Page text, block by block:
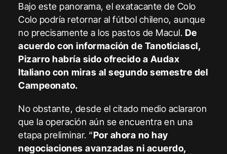
Bajo este panorama, el exatacante de Colo
Colo podría retornar al fútbol chileno, aunque
no precisamente a los pastos de Macul. De
acuerdo con información de Tanoticiascl,
Pizarro habría sido ofrecido a Audax
Italiano con miras al segundo semestre del
Campeonato.
No obstante, desde el citado medio aclararon
que la operación aún se encuentra en una
etapa preliminar. “Por ahora no hay
negociaciones avanzadas ni acuerdo,